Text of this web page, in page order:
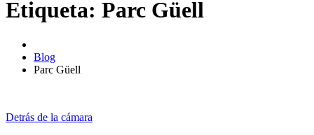
Etiqueta: Parc Güell
Blog
Parc Güell
Detrás de la cámara